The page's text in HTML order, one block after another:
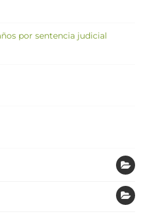
por sentencia judicial